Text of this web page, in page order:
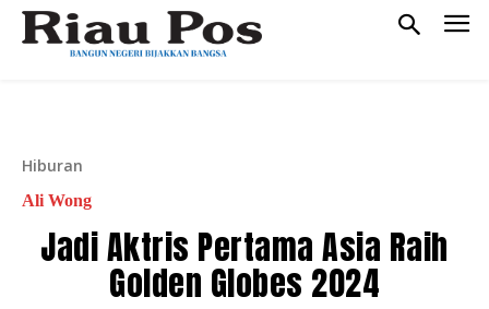
Hiburan
Ali Wong
Jadi Aktris Pertama Asia Raih
Golden Globes 2024